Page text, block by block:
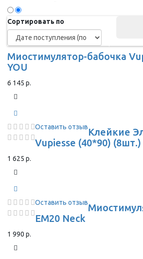
Сортировать по
Миостимулятор-бабочка
YOU
6 145 р.
Оставить отзывКлейкие
Vupiesse (40*90) (8шт.)
1 625 р.
Оставить отзыв
EM20 Neck
1 990 р.